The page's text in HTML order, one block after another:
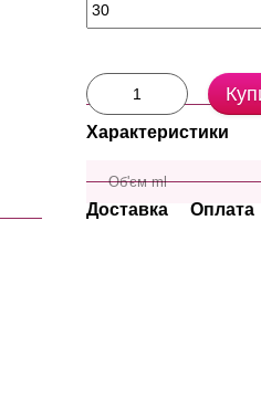
Характеристики
Об'єм ml
Доставка Оплата